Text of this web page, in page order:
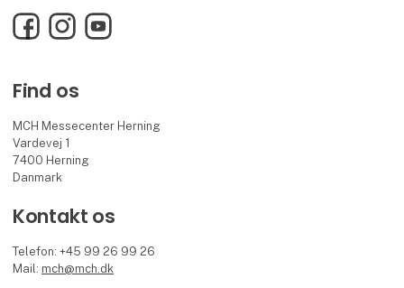
FacebookInstagramYouTube
Find os
MCH Messecenter Herning
Vardevej 1
7400 Herning
Danmark
Kontakt os
Telefon: +45 99 26 99 26
Mail: mch@mch.dk